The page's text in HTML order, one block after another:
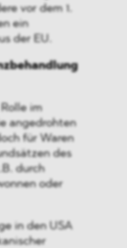
vor dem 1.
ein
der EU.
im
angedrohten
für Waren
des
durch
oder
in den USA